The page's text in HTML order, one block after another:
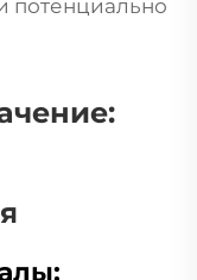
потенциально